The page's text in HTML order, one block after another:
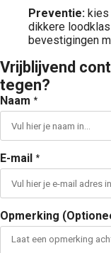
Preventie: kies
dikkere
bevestigingen
Vrijblijvend
tegen?
Naam *
E-mail *
Opmerking